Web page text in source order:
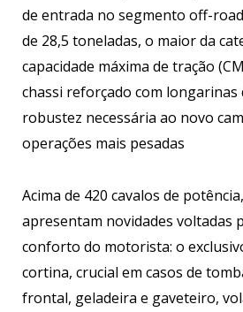
de entrada no segmento off-
de 28,5 toneladas, o maior da
capacidade máxima de tração
chassi reforçado com longarinas
robustez necessária ao novo
operações mais pesadas
Acima de 420 cavalos de
apresentam novidades voltadas
conforto do motorista: o
cortina, crucial em casos de
frontal, geladeira e gaveteiro,